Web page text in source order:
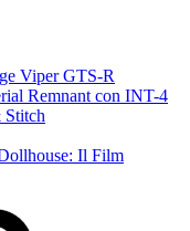
Viper GTS-R
Remnant con INT-4
Stitch
Il Film